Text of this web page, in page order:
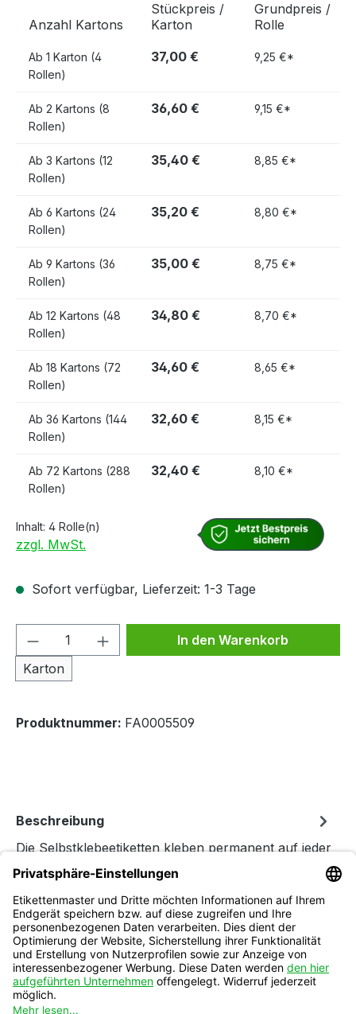
Anzahl Kartons
Stückpreis /
Karton
Grundpreis /
Rolle
Ab 1 Karton (4
Rollen)
37,00 € 9,25 €*
Ab 2 Kartons (8
Rollen)
36,60 € 9,15 €*
Ab 3 Kartons (12
Rollen)
35,40 € 8,85 €*
Ab 6 Kartons (24
Rollen)
35,20 € 8,80 €*
Ab 9 Kartons (36
Rollen)
35,00 € 8,75 €*
Ab 12 Kartons (48
Rollen)
34,80 € 8,70 €*
Ab 18 Kartons (72
Rollen)
34,60 € 8,65 €*
Ab 36 Kartons (144
Rollen)
32,60 € 8,15 €*
Ab 72 Kartons (288
Rollen)
32,40 € 8,10 €*
Inhalt: 4 Rolle(n)
zzgl. MwSt.
Sofort verfügbar, Lieferzeit: 1-3 Tage
Produkt Anzahl: Gib den
Karton
In den Warenkorb
Produktnummer: FA0005509
Beschreibung
Die Selbstklebeetiketten kleben permanent auf jeder
Art von Kartonagen und Versandtaschen. Das
Material lässt sich auf a…
Folgen Sie uns
auf Instagram